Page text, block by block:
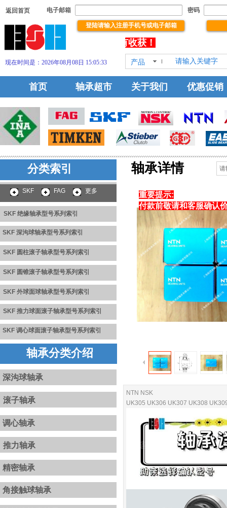
SKF 推力球面滚子轴承型号系列索引
SKF 深沟球轴承型号系列索引
首页 轴承超市 关于我们 优惠促销
电子邮箱 密码
产品
返回首页
现在时间是：2026年08月08日 15:05:33
！祝你浏览有所得，下单有收获！
登陆请输入注册手机号或电子邮箱
SKF 圆柱滚子轴承型号系列索引
SKF 绝缘轴承型号系列 索引
SKF 外球面球轴承型号系列索引
HOT!
轴承详情
分类索引
NTN NSK
UK305 UK306 UK307 UK308
SKF FAG 更多
重要提示:
付款前敬请和客服确认
SKF 绝缘轴承型号系列索引
SKF 圆锥滚子轴承型号系列索引
SKF 调心球面滚子轴承型号系列索引
轴承分类介绍
深沟球轴承
滚子轴承
调心轴承
推力轴承
精密轴承
角接触球轴承